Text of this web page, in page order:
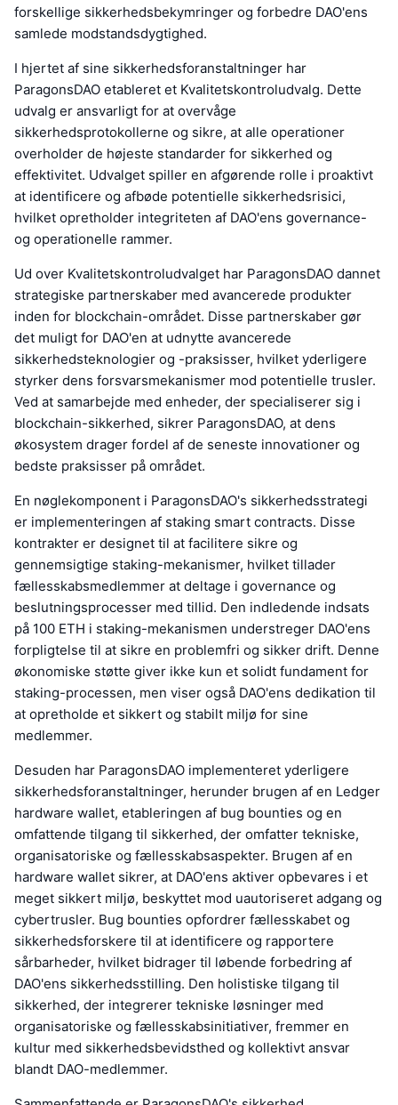
forskellige sikkerhedsbekymringer og forbedre DAO'ens
samlede modstandsdygtighed.
I hjertet af sine sikkerhedsforanstaltninger har
ParagonsDAO etableret et Kvalitetskontroludvalg. Dette
udvalg er ansvarligt for at overvåge
sikkerhedsprotokollerne og sikre, at alle operationer
overholder de højeste standarder for sikkerhed og
effektivitet. Udvalget spiller en afgørende rolle i proaktivt
at identificere og afbøde potentielle sikkerhedsrisici,
hvilket opretholder integriteten af DAO'ens governance-
og operationelle rammer.
Ud over Kvalitetskontroludvalget har ParagonsDAO dannet
strategiske partnerskaber med avancerede produkter
inden for blockchain-området. Disse partnerskaber gør
det muligt for DAO'en at udnytte avancerede
sikkerhedsteknologier og -praksisser, hvilket yderligere
styrker dens forsvarsmekanismer mod potentielle trusler.
Ved at samarbejde med enheder, der specialiserer sig i
blockchain-sikkerhed, sikrer ParagonsDAO, at dens
økosystem drager fordel af de seneste innovationer og
bedste praksisser på området.
En nøglekomponent i ParagonsDAO's sikkerhedsstrategi
er implementeringen af staking smart contracts. Disse
kontrakter er designet til at facilitere sikre og
gennemsigtige staking-mekanismer, hvilket tillader
fællesskabsmedlemmer at deltage i governance og
beslutningsprocesser med tillid. Den indledende indsats
på 100 ETH i staking-mekanismen understreger DAO'ens
forpligtelse til at sikre en problemfri og sikker drift. Denne
økonomiske støtte giver ikke kun et solidt fundament for
staking-processen, men viser også DAO'ens dedikation til
at opretholde et sikkert og stabilt miljø for sine
medlemmer.
Desuden har ParagonsDAO implementeret yderligere
sikkerhedsforanstaltninger, herunder brugen af en Ledger
hardware wallet, etableringen af bug bounties og en
omfattende tilgang til sikkerhed, der omfatter tekniske,
organisatoriske og fællesskabsaspekter. Brugen af en
hardware wallet sikrer, at DAO'ens aktiver opbevares i et
meget sikkert miljø, beskyttet mod uautoriseret adgang og
cybertrusler. Bug bounties opfordrer fællesskabet og
sikkerhedsforskere til at identificere og rapportere
sårbarheder, hvilket bidrager til løbende forbedring af
DAO'ens sikkerhedsstilling. Den holistiske tilgang til
sikkerhed, der integrerer tekniske løsninger med
organisatoriske og fællesskabsinitiativer, fremmer en
kultur med sikkerhedsbevidsthed og kollektivt ansvar
blandt DAO-medlemmer.